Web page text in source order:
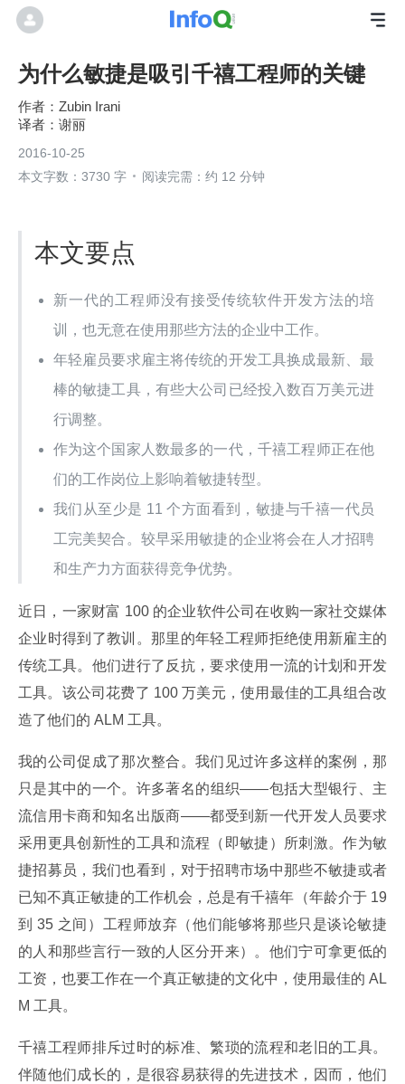
为什么敏捷是吸引千禧工程师的关键
Zubin Irani
谢丽
2016-10-25
本文字数：3730 字
阅读完需：约 12 分钟
本文要点
新一代的工程师没有接受传统软件开发方法的培
训，也无意在使用那些方法的企业中工作。
年轻雇员要求雇主将传统的开发工具换成最新、最
棒的敏捷工具，有些大公司已经投入数百万美元进
行调整。
作为这个国家人数最多的一代，千禧工程师正在他
们的工作岗位上影响着敏捷转型。
我们从至少是 11 个方面看到，敏捷与千禧一代员
工完美契合。较早采用敏捷的企业将会在人才招聘
和生产力方面获得竞争优势。
近日，一家财富 100 的企业软件公司在收购一家社交媒体
企业时得到了教训。那里的年轻工程师拒绝使用新雇主的
传统工具。他们进行了反抗，要求使用一流的计划和开发
工具。该公司花费了 100 万美元，使用最佳的工具组合改
造了他们的 ALM 工具。
我的公司促成了那次整合。我们见过许多这样的案例，那
只是其中的一个。许多著名的组织——包括大型银行、主
流信用卡商和知名出版商——都受到新一代开发人员要求
采用更具创新性的工具和流程（即敏捷）所刺激。作为敏
捷招募员，我们也看到，对于招聘市场中那些不敏捷或者
已知不真正敏捷的工作机会，总是有千禧年（年龄介于 19
到 35 之间）工程师放弃（他们能够将那些只是谈论敏捷
的人和那些言行一致的人区分开来）。他们宁可拿更低的
工资，也要工作在一个真正敏捷的文化中，使用最佳的 AL
M 工具。
千禧工程师排斥过时的标准、繁琐的流程和老旧的工具。
伴随他们成长的，是很容易获得的先进技术，因而，他们